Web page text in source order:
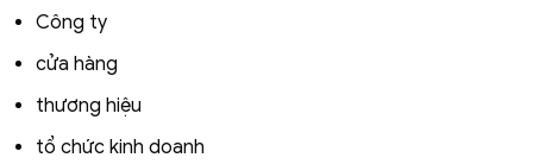
Công ty
cửa hàng
thương hiệu
tổ chức kinh doanh